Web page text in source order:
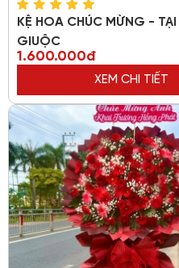
KỆ HOA CHÚC MỪNG -
GIUỘC
1.600.000đ
XEM CHI TIẾT